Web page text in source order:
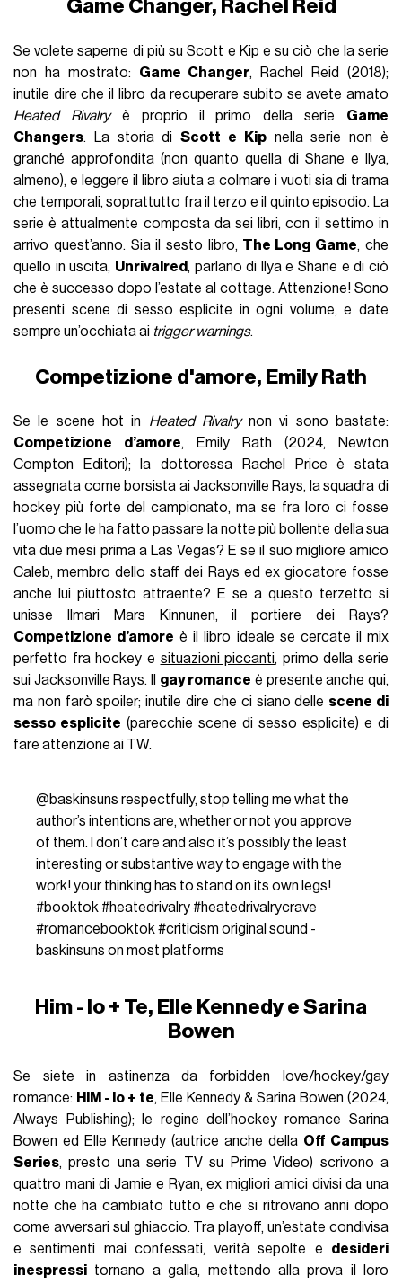
Game Changer, Rachel Reid
Se volete saperne di più su Scott e Kip e su ciò che la serie
non ha mostrato: Game Changer, Rachel Reid (2018);
inutile dire che il libro da recuperare subito se avete amato
Heated Rivalryè proprio il primo della serie Game
Changers. La storia diScott e Kipnella serie non è
granché approfondita (non quanto quella di Shane e Ilya,
almeno), e leggere il libro aiuta a colmare i vuoti sia di trama
che temporali, soprattutto fra il terzo e il quinto episodio. La
serie è attualmente composta da sei libri, con il settimo in
arrivo quest’anno. Sia il sesto libro, The Long Game, che
quello in uscita, Unrivalred , parlano di Ilya e Shane e di ciò
che è successo dopo l’estate al cottage. Attenzione! Sono
presenti scene di sesso esplicite in ogni volume, e date
sempre un’occhiata ai trigger warnings.
Competizione d'amore, Emily Rath
Se le scene hot in Heated Rivalrynon vi sono bastate:
Competizione d’amore, Emily Rath (2024, Newton
Compton Editori); la dottoressa Rachel Price è stata
assegnata come borsista ai Jacksonville Rays, la squadra di
hockey più forte del campionato, ma se fra loro ci fosse
l’uomo che le ha fatto passare la notte più bollente della sua
vita due mesi prima a Las Vegas? E se il suo migliore amico
Caleb, membro dello staﬀ dei Rays ed ex giocatore fosse
anche lui piuttosto attraente? E se a questo terzetto si
unisse Ilmari Mars Kinnunen, il portiere dei Rays?
Competizione d’amore è il libro ideale se cercate il mix
perfetto fra hockey e situazioni piccanti, primo della serie
sui Jacksonville Rays. Il gay romance è presente anche qui,
ma non farò spoiler; inutile dire che ci siano delle scene di
sesso esplicite (parecchie scene di sesso esplicite) e di
fare attenzione ai TW.
@baskinsuns respectfully, stop telling me what the
author’s intentions are, whether or not you approve
of them. I don’t care and also it’s possibly the least
interesting or substantive way to engage with the
work! your thinking has to stand on its own legs!
#booktok#heatedrivalry#heatedrivalrycrave
#romancebooktok#criticism original sound -
baskinsuns on most platforms
Him - Io + Te, Elle Kennedy e Sarina
Bowen
Se siete in astinenza da forbidden love/hockey/gay
romance: HIM - Io + te, Elle Kennedy & Sarina Bowen (2024,
Always Publishing); le regine dell’hockey romance Sarina
Bowen ed Elle Kennedy (autrice anche della Oﬀ Campus
Series, presto una serie TV su Prime Video) scrivono a
quattro mani di Jamie e Ryan, ex migliori amici divisi da una
notte che ha cambiato tutto e che si ritrovano anni dopo
come avversari sul ghiaccio. Tra playoﬀ, un’estate condivisa
e sentimenti mai confessati, verità sepolte e desideri
inespressi tornano a galla, mettendo alla prova il loro